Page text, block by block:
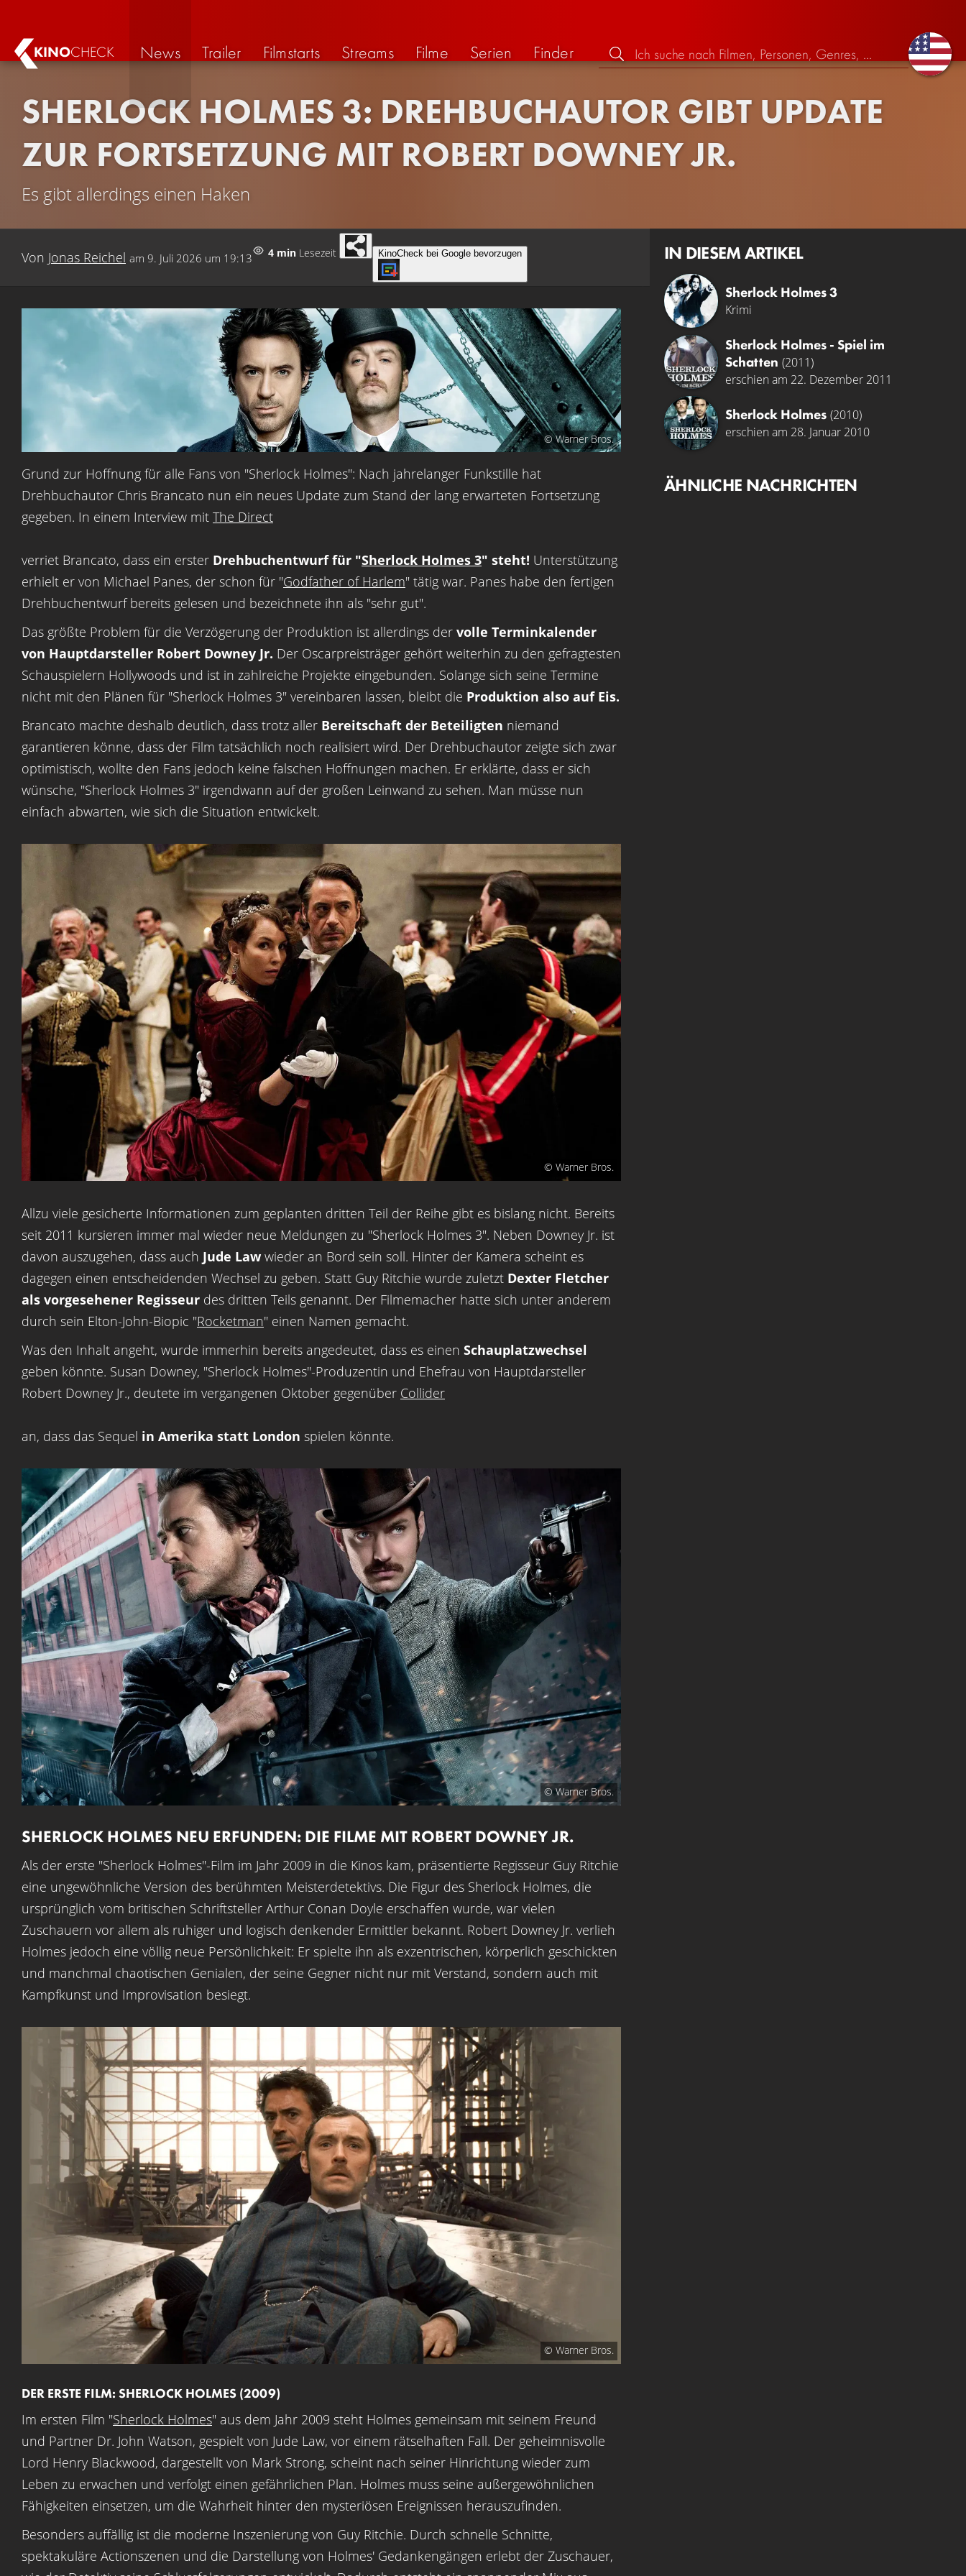
KINOCHECK News Trailer Filmstarts Streams Filme Serien Finder
SHERLOCK HOLMES 3: DREHBUCHAUTOR GIBT UPDATE
ZUR FORTSETZUNG MIT ROBERT DOWNEY JR.
Es gibt allerdings einen Haken
Von Jonas Reichel am 9. Juli 2026 um 19:13 4 min Lesezeit KinoCheck bei Google bevorzugen
© Warner Bros.
Grund zur Hoffnung für alle Fans von "Sherlock Holmes": Nach jahrelanger Funkstille hat
Drehbuchautor Chris Brancato nun ein neues Update zum Stand der lang erwarteten Fortsetzung
gegeben. In einem Interview mit The Direct
verriet Brancato, dass ein erster Drehbuchentwurf für "Sherlock Holmes 3" steht! Unterstützung
erhielt er von Michael Panes, der schon für "Godfather of Harlem" tätig war. Panes habe den fertigen
Drehbuchentwurf bereits gelesen und bezeichnete ihn als "sehr gut".
Das größte Problem für die Verzögerung der Produktion ist allerdings der volle Terminkalender
von Hauptdarsteller Robert Downey Jr. Der Oscarpreisträger gehört weiterhin zu den gefragtesten
Schauspielern Hollywoods und ist in zahlreiche Projekte eingebunden. Solange sich seine Termine
nicht mit den Plänen für "Sherlock Holmes 3" vereinbaren lassen, bleibt die Produktion also auf Eis.
Brancato machte deshalb deutlich, dass trotz aller Bereitschaft der Beteiligten niemand
garantieren könne, dass der Film tatsächlich noch realisiert wird. Der Drehbuchautor zeigte sich zwar
optimistisch, wollte den Fans jedoch keine falschen Hoffnungen machen. Er erklärte, dass er sich
wünsche, "Sherlock Holmes 3" irgendwann auf der großen Leinwand zu sehen. Man müsse nun
einfach abwarten, wie sich die Situation entwickelt.
© Warner Bros.
Allzu viele gesicherte Informationen zum geplanten dritten Teil der Reihe gibt es bislang nicht. Bereits
seit 2011 kursieren immer mal wieder neue Meldungen zu "Sherlock Holmes 3". Neben Downey Jr. ist
davon auszugehen, dass auch Jude Law wieder an Bord sein soll. Hinter der Kamera scheint es
dagegen einen entscheidenden Wechsel zu geben. Statt Guy Ritchie wurde zuletzt Dexter Fletcher
als vorgesehener Regisseur des dritten Teils genannt. Der Filmemacher hatte sich unter anderem
durch sein Elton-John-Biopic "Rocketman" einen Namen gemacht.
Was den Inhalt angeht, wurde immerhin bereits angedeutet, dass es einen Schauplatzwechsel
geben könnte. Susan Downey, "Sherlock Holmes"-Produzentin und Ehefrau von Hauptdarsteller
Robert Downey Jr., deutete im vergangenen Oktober gegenüber Collider
an, dass das Sequel in Amerika statt London spielen könnte.
© Warner Bros.
SHERLOCK HOLMES NEU ERFUNDEN: DIE FILME MIT ROBERT DOWNEY JR.
Als der erste "Sherlock Holmes"-Film im Jahr 2009 in die Kinos kam, präsentierte Regisseur Guy Ritchie
eine ungewöhnliche Version des berühmten Meisterdetektivs. Die Figur des Sherlock Holmes, die
ursprünglich vom britischen Schriftsteller Arthur Conan Doyle erschaffen wurde, war vielen
Zuschauern vor allem als ruhiger und logisch denkender Ermittler bekannt. Robert Downey Jr. verlieh
Holmes jedoch eine völlig neue Persönlichkeit: Er spielte ihn als exzentrischen, körperlich geschickten
und manchmal chaotischen Genialen, der seine Gegner nicht nur mit Verstand, sondern auch mit
Kampfkunst und Improvisation besiegt.
© Warner Bros.
DER ERSTE FILM: SHERLOCK HOLMES (2009)
Im ersten Film "Sherlock Holmes" aus dem Jahr 2009 steht Holmes gemeinsam mit seinem Freund
und Partner Dr. John Watson, gespielt von Jude Law, vor einem rätselhaften Fall. Der geheimnisvolle
Lord Henry Blackwood, dargestellt von Mark Strong, scheint nach seiner Hinrichtung wieder zum
Leben zu erwachen und verfolgt einen gefährlichen Plan. Holmes muss seine außergewöhnlichen
Fähigkeiten einsetzen, um die Wahrheit hinter den mysteriösen Ereignissen herauszufinden.
Besonders auffällig ist die moderne Inszenierung von Guy Ritchie. Durch schnelle Schnitte,
spektakuläre Actionszenen und die Darstellung von Holmes' Gedankengängen erlebt der Zuschauer,
IN DIESEM ARTIKEL
Sherlock Holmes 3
Krimi
Sherlock Holmes - Spiel im
Schatten (2011)
erschien am 22. Dezember 2011
Sherlock Holmes (2010)
erschien am 28. Januar 2010
ÄHNLICHE NACHRICHTEN